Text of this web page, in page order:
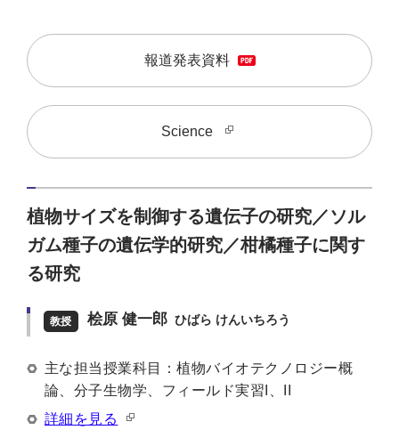
報道発表資料
Science
植物サイズを制御する遺伝子の研究／ソル
ガム種子の遺伝学的研究／柑橘種子に関す
る研究
教授 桧原 健一郎 ひばら けんいちろう
主な担当授業科目：植物バイオテクノロジー概
論、分子生物学、フィールド実習I、II
詳細を見る